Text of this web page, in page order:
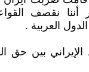
أننا نقصف
العربية .
الإيراني بين